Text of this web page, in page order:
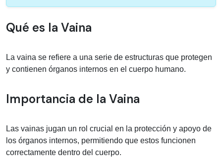
Qué es la Vaina
La vaina se refiere a una serie de estructuras que protegen
y contienen órganos internos en el cuerpo humano.
Importancia de la Vaina
Las vainas jugan un rol crucial en la protección y apoyo de
los órganos internos, permitiendo que estos funcionen
correctamente dentro del cuerpo.